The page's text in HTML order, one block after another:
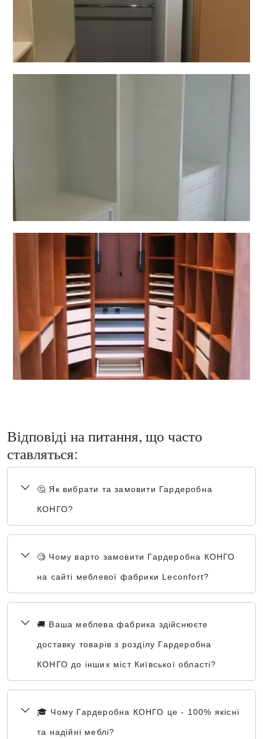
Відповіді на питання, що часто
ставляться:
🤔 Як вибрати та замовити Гардеробна
КОНГО?
🧐 Чому варто замовити Гардеробна КОНГО
на сайті меблевої фабрики Leconfort?
🚚 Ваша меблева фабрика здійснюєте
доставку товарів з розділу Гардеробна
КОНГО до інших міст Київської області?
🎓 Чому Гардеробна КОНГО це - 100% якісні
та надійні меблі?